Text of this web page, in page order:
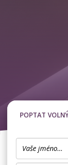
POPTAT